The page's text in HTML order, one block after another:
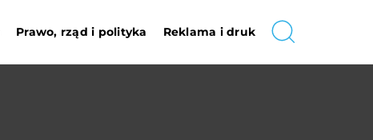
Prawo, rząd i polityka Reklama i druk